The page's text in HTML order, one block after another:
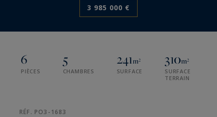
3 985 000 €
6
PIÈCES
5
CHAMBRES
241m²
SURFACE
310m²
SURFACE
TERRAIN
RÉF. PO3-1683